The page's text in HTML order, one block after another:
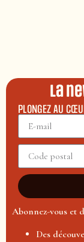
La
PLONGEZ AU
Abonnez-vous et
Des